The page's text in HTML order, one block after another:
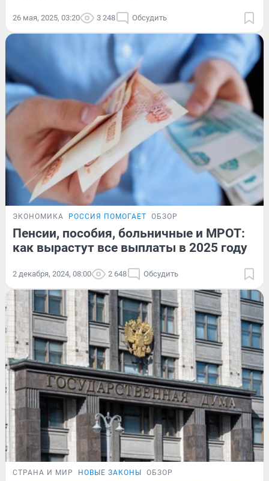
26 мая, 2025, 03:20 3 248 Обсудить
ЭКОНОМИКА РОССИЯ ПОМОГАЕТ ОБЗОР
Пенсии, пособия, больничные и МРОТ:
как вырастут все выплаты в 2025 году
2 декабря, 2024, 08:00 2 648 Обсудить
СТРАНА И МИР НОВЫЕ ЗАКОНЫ ОБЗОР